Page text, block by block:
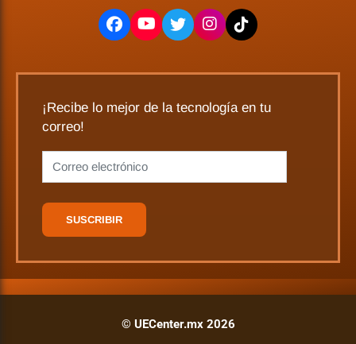
¡Recibe lo mejor de la tecnología en tu
correo!
© UECenter.mx 2026